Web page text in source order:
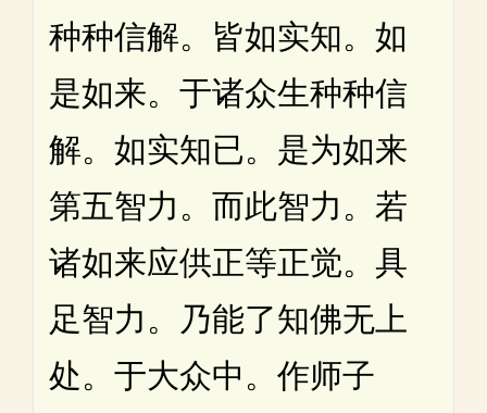
种种信解。皆如实知。如
是如来。于诸众生种种信
解。如实知已。是为如来
第五智力。而此智力。若
诸如来应供正等正觉。具
足智力。乃能了知佛无上
处。于大众中。作师子